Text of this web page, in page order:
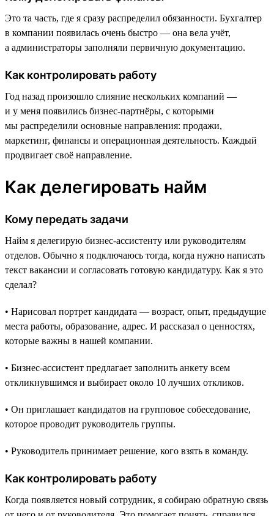
Это та часть, где я сразу распределил обязанности. Бухгалтер
в компании появилась очень быстро — она вела учёт,
а администраторы заполняли первичную документацию.
Как контролировать работу
Год назад произошло слияние нескольких компаний —
и у меня появились бизнес-партнёры, с которыми
мы распределили основные направления: продажи,
маркетинг, финансы и операционная деятельность. Каждый
продвигает своё направление.
Как делегировать найм
Кому передать задачи
Найм я делегирую бизнес-ассистенту или руководителям
отделов. Обычно я подключаюсь тогда, когда нужно написать
текст вакансии и согласовать готовую кандидатуру. Как я это
сделал?
• Нарисовал портрет кандидата — возраст, опыт, предыдущие
места работы, образование, адрес. И рассказал о ценностях,
которые важны в нашей компании.
• Бизнес-ассистент предлагает заполнить анкету всем
откликнувшимся и выбирает около 10 лучших откликов.
• Он приглашает кандидатов на групповое собеседование,
которое проводит руководитель группы.
• Руководитель принимает решение, кого взять в команду.
Как контролировать работу
Когда появляется новый сотрудник, я собираю обратную связь